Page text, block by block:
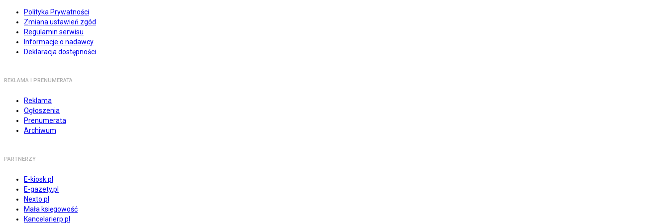
Polityka Prywatności
Zmiana ustawień zgód
Regulamin serwisu
Informacje o nadawcy
Deklaracja dostępności
REKLAMA I PRENUMERATA
Reklama
Ogłoszenia
Prenumerata
Archiwum
PARTNERZY
E-kiosk.pl
E-gazety.pl
Nexto.pl
Mała księgowość
Kancelarierp.pl